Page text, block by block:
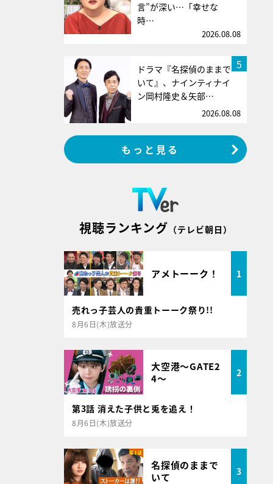
言”が深い…「幸せな
時…
2026.08.08
5
ドラマ『名探偵のままで
いて』、ナインティナイ
ン岡村隆史＆矢部…
2026.08.08
もっと見る
視聴ランキング （テレビ朝日）
アメトーーク！ 1
売れっ子芸人の貴重トーーク祭り!!
8月6日(木)放送分
大空港～GATE2
4～
2
第3話 消えた子供と兎を追え！
8月6日(木)放送分
名探偵のままで
いて
3